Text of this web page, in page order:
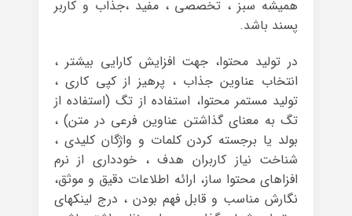
همیشه سبز ، تخصصی ، مفید ،جذاب و کاربر
پسند باشد.
در تولید محتوا، جهت افزایش کارایی بیشتر ،
انتخاب عناوین جذاب ، پرهیز از کپی کاری ،
تولید مستمر محتوا، استفاده از تگ (استفاده از
تگ به معنای گذاشتن عناوین فرعی در متن) ،
بولد یا برجسته کردن کلمات و واژگان کلیدی ،
شناخت نیاز کاربران هدف ، خودداری از نرم
افزاهای محتوا ساز، ارائه اطلاعات دقیق و موثق،
نگارش مناسب و قابل فهم بودن ، درج لینکهای